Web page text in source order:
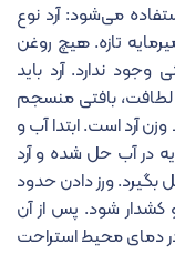
می‌شود: آرد نوع
تازه. هیچ روغن
ندارد. آرد باید
لطافت، بافتی منسجم
معمولاً حدود ۵۸ تا ۶۵ درصد وزن آرد است. ابتدا آب و
در آب حل شده و آرد
ورز دادن حدود
و کشدار شود. پس از آن
بزرگ حدود ۲ ساعت در دمای محیط استراحت